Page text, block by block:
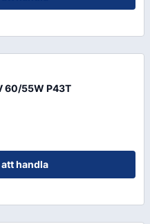
60/55W P43T
handla